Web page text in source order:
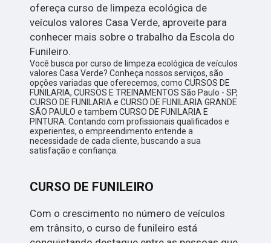
ofereça curso de limpeza ecológica de
veículos valores Casa Verde, aproveite para
conhecer mais sobre o trabalho da Escola do
Funileiro.
Você busca por curso de limpeza ecológica de veículos
valores Casa Verde? Conheça nossos serviços, são
opções variadas que oferecemos, como CURSOS DE
FUNILARIA, CURSOS E TREINAMENTOS São Paulo - SP,
CURSO DE FUNILARIA e CURSO DE FUNILARIA GRANDE
SÃO PAULO e tambem CURSO DE FUNILARIA E
PINTURA. Contando com profissionais qualificados e
experientes, o empreendimento entende a
necessidade de cada cliente, buscando a sua
satisfação e confiança.
CURSO DE FUNILEIRO
Com o crescimento no número de veículos
em trânsito, o curso de funileiro está